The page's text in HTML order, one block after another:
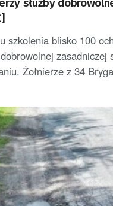
szkolenia blisko 100
zasadniczej
Żołnierze z 34